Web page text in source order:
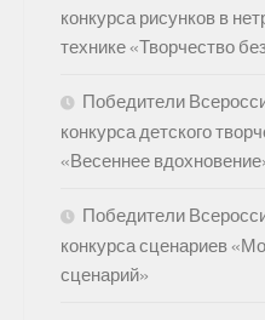
конкурса рисунков в
технике «Творчество
Победители
конкурса детского
«Весеннее
Победители
конкурса сценариев
сценарий»